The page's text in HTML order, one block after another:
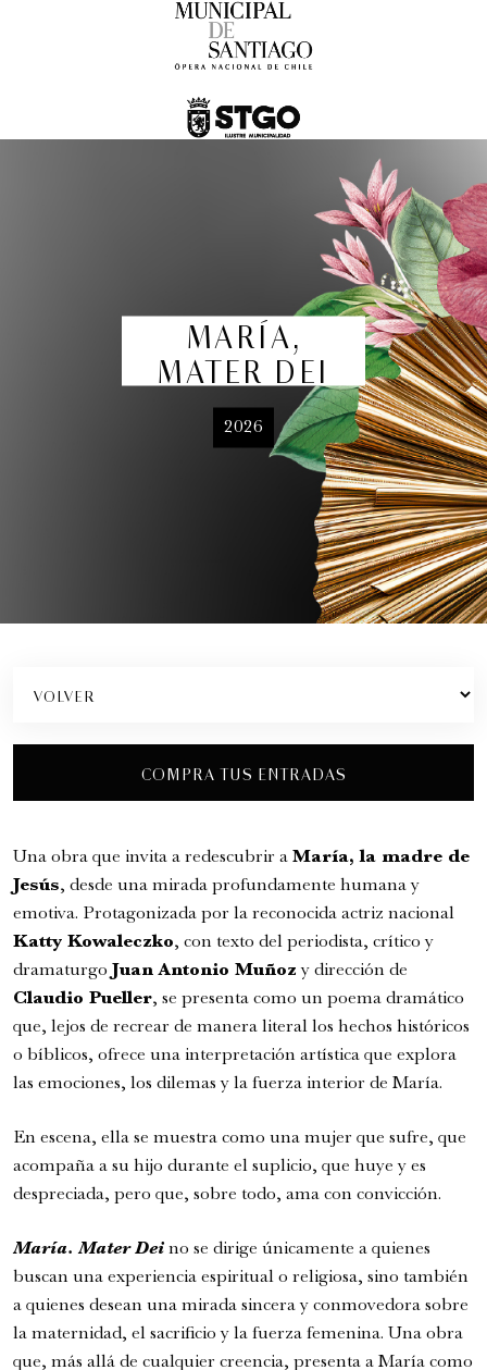
Ópera
6:00 pm
27 de agosto de 2026
jueves
MARÍA,
MATER DEI
2026
COMPRA TUS ENTRADAS
Una obra que invita a redescubrir a María, la madre de
Jesús, desde una mirada profundamente humana y
emotiva. Protagonizada por la reconocida actriz nacional
Katty Kowaleczko, con texto del periodista, crítico y
dramaturgo Juan Antonio Muñoz y dirección de
Claudio Pueller, se presenta como un poema dramático
que, lejos de recrear de manera literal los hechos históricos
o bíblicos, ofrece una interpretación artística que explora
las emociones, los dilemas y la fuerza interior de María.
En escena, ella se muestra como una mujer que sufre, que
acompaña a su hijo durante el suplicio, que huye y es
despreciada, pero que, sobre todo, ama con convicción.
María. Mater Dei no se dirige únicamente a quienes
buscan una experiencia espiritual o religiosa, sino también
a quienes desean una mirada sincera y conmovedora sobre
la maternidad, el sacrificio y la fuerza femenina. Una obra
que, más allá de cualquier creencia, presenta a María como